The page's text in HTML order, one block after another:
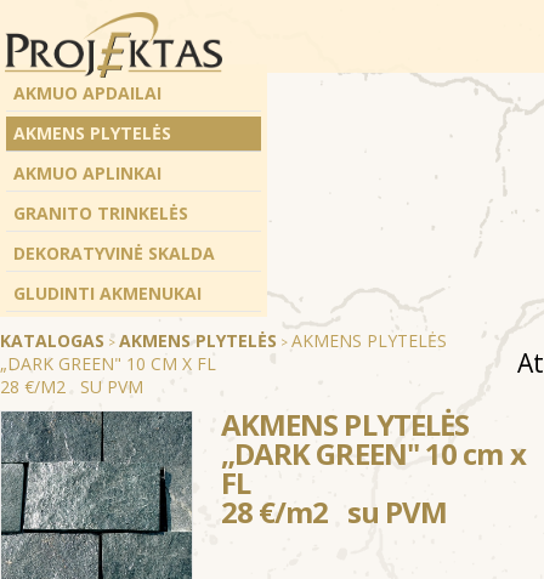
AKMUO APDAILAI
AKMENS PLYTELĖS
AKMUO APLINKAI
GRANITO TRINKELĖS
DEKORATYVINĖ SKALDA
GLUDINTI AKMENUKAI
KATALOGAS > AKMENS PLYTELĖS > AKMENS PLYTELĖS
„DARK GREEN" 10 CM X FL
28 €/M2 SU PVM
AKMENS PLYTELĖS
„DARK GREEN" 10 cm x
FL
28 €/m2 su PVM